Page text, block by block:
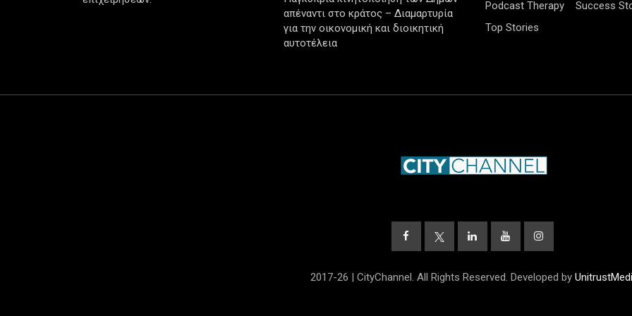
απέναντι στο κράτος – Διαμαρτυρία
για την οικονομική και διοικητική
αυτοτέλεια
Podcast Therapy
Success
Top Stories
2017-26 | CityChannel. All Rights Reserved. Developed by